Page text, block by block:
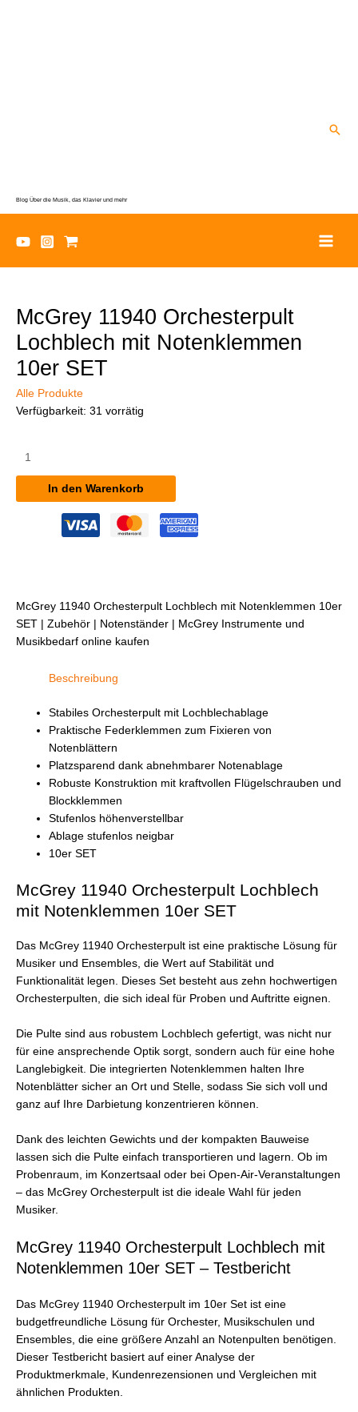
Blog Über die Musik, das Klavier und mehr
McGrey 11940 Orchesterpult
Lochblech mit Notenklemmen
10er SET
Alle Produkte
Verfügbarkeit: 31 vorrätig
11940
Orchesterpult
Lochblech
Notenklemmen
In den Warenkorb
McGrey 11940 Orchesterpult Lochblech mit Notenklemmen 10er
SET | Zubehör | Notenständer | McGrey Instrumente und
Musikbedarf online kaufen
Beschreibung
Stabiles Orchesterpult mit Lochblechablage
Praktische Federklemmen zum Fixieren von
Notenblättern
Platzsparend dank abnehmbarer Notenablage
Robuste Konstruktion mit kraftvollen Flügelschrauben und
Blockklemmen
Stufenlos höhenverstellbar
Ablage stufenlos neigbar
10er SET
McGrey 11940 Orchesterpult Lochblech
mit Notenklemmen 10er SET
Das McGrey 11940 Orchesterpult ist eine praktische Lösung für
Musiker und Ensembles, die Wert auf Stabilität und
Funktionalität legen. Dieses Set besteht aus zehn hochwertigen
Orchesterpulten, die sich ideal für Proben und Auftritte eignen.
Die Pulte sind aus robustem Lochblech gefertigt, was nicht nur
für eine ansprechende Optik sorgt, sondern auch für eine hohe
Langlebigkeit. Die integrierten Notenklemmen halten Ihre
Notenblätter sicher an Ort und Stelle, sodass Sie sich voll und
ganz auf Ihre Darbietung konzentrieren können.
Dank des leichten Gewichts und der kompakten Bauweise
lassen sich die Pulte einfach transportieren und lagern. Ob im
Probenraum, im Konzertsaal oder bei Open-Air-Veranstaltungen
– das McGrey Orchesterpult ist die ideale Wahl für jeden
Musiker.
McGrey 11940 Orchesterpult Lochblech mit
Notenklemmen 10er SET – Testbericht
Das McGrey 11940 Orchesterpult im 10er Set ist eine
budgetfreundliche Lösung für Orchester, Musikschulen und
Ensembles, die eine größere Anzahl an Notenpulten benötigen.
Dieser Testbericht basiert auf einer Analyse der
Produktmerkmale, Kundenrezensionen und Vergleichen mit
ähnlichen Produkten.